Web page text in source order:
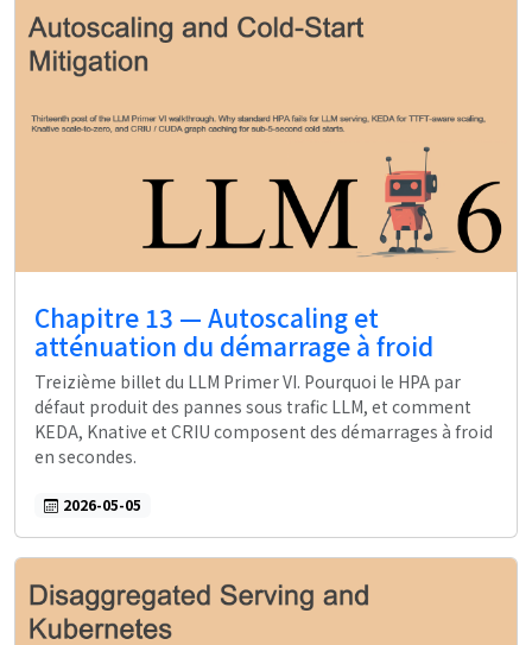
Chapitre 13 — Autoscaling et
atténuation du démarrage à froid
Treizième billet du LLM Primer VI. Pourquoi le HPA par
défaut produit des pannes sous trafic LLM, et comment
KEDA, Knative et CRIU composent des démarrages à froid
en secondes.
2026-05-05